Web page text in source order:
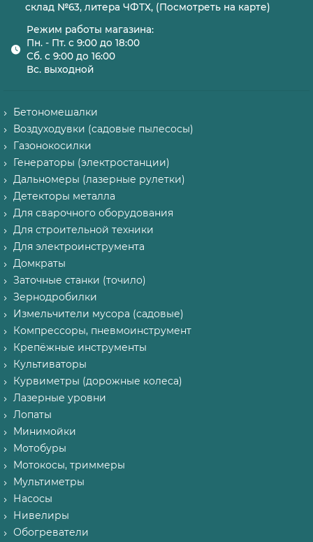
склад №63, литера ЧФТХ, (Посмотреть на карте)
Режим работы магазина:
Пн. - Пт. с 9:00 до 18:00
Сб. с 9:00 до 16:00
Вс. выходной
Бетономешалки
Воздуходувки (садовые пылесосы)
Газонокосилки
Генераторы (электростанции)
Дальномеры (лазерные рулетки)
Детекторы металла
Для сварочного оборудования
Для строительной техники
Для электроинструмента
Домкраты
Заточные станки (точило)
Зернодробилки
Измельчители мусора (садовые)
Компрессоры, пневмоинструмент
Крепёжные инструменты
Культиваторы
Курвиметры (дорожные колеса)
Лазерные уровни
Лопаты
Минимойки
Мотобуры
Мотокосы, триммеры
Мультиметры
Насосы
Нивелиры
Обогреватели